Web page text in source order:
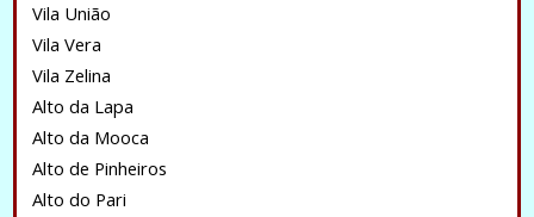
Vila União
Vila Vera
Vila Zelina
Alto da Lapa
Alto da Mooca
Alto de Pinheiros
Alto do Pari